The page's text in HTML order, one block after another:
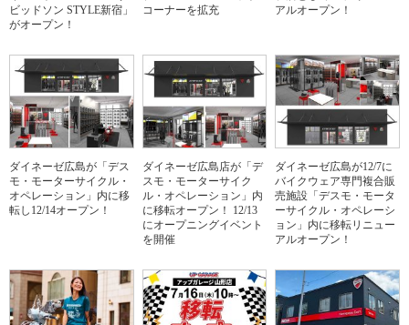
ビッドソン STYLE新宿」
がオープン！
コーナーを拡充
アルオープン！
ダイネーゼ広島が「デス
モ・モーターサイクル・
オペレーション」内に移
転し12/14オープン！
ダイネーゼ広島店が「デ
スモ・モーターサイク
ル・オペレーション」内
に移転オープン！ 12/13
にオープニングイベント
を開催
ダイネーゼ広島が12/7に
バイクウェア専門複合販
売施設「デスモ・モータ
ーサイクル・オペレーシ
ョン」内に移転リニュー
アルオープン！